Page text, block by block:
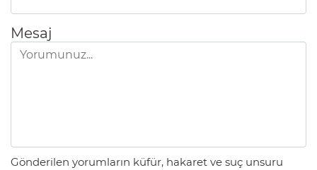
Mesaj
Gönderilen yorumların küfür, hakaret ve suç unsuru